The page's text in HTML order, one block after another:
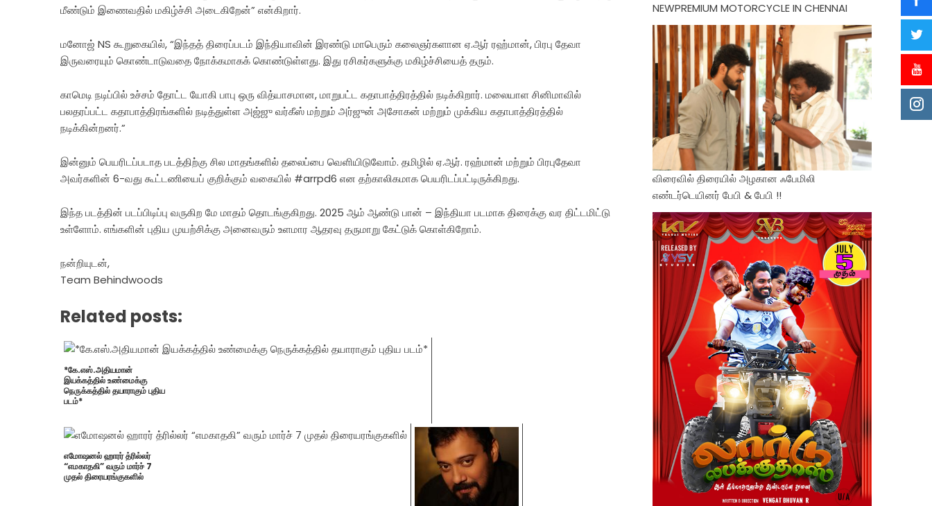
மீண்டும் இணைவதில் மகிழ்ச்சி அடைகிறேன்” என்கிறார்.
மனோஜ் NS கூறுகையில், “இந்தத் திரைப்படம் இந்தியாவின் இரண்டு மாபெரும் கலைஞர்களான ஏ.ஆர் ரஹ்மான், பிரபு தேவா
இருவரையும் கொண்டாடுவதை நோக்கமாகக் கொண்டுள்ளது. இது ரசிகர்களுக்கு மகிழ்ச்சியைத் தரும்.
காமெடி நடிப்பில் உச்சம் தோட்ட யோகி பாபு ஒரு வித்யாசமான, மாறுபட்ட கதாபாத்திரத்தில் நடிக்கிறார். மலையாள சினிமாவில்
பலதரப்பட்ட கதாபாத்திரங்களில் நடித்துள்ள அஜ்ஜு வர்கீஸ் மற்றும் அர்ஜுன் அசோகன் மற்றும் முக்கிய கதாபாத்திரத்தில்
நடிக்கின்றனர்.”
இன்னும் பெயரிடப்படாத படத்திற்கு சில மாதங்களில் தலைப்பை வெளியிடுவோம். தமிழில் ஏ.ஆர். ரஹ்மான் மற்றும் பிரபுதேவா
அவர்களின் 6-வது கூட்டணியைப் குறிக்கும் வகையில் #arrpd6 என தற்காலிகமாக பெயரிடப்பட்டிருக்கிறது.
இந்த படத்தின் படப்பிடிப்பு வருகிற மே மாதம் தொடங்குகிறது. 2025 ஆம் ஆண்டு பான் – இந்தியா படமாக திரைக்கு வர திட்டமிட்டு
உள்ளோம். எங்களின் புதிய முயற்சிக்கு அனைவரும் உளமார ஆதரவு தருமாறு கேட்டுக் கொள்கிறோம்.
நன்றியுடன்,
Team Behindwoods
Related posts:
*கே.எஸ்.அதியமான்
இயக்கத்தில் உண்மைக்கு
நெருக்கத்தில் தயாராகும் புதிய
படம்*
எமோஷனல் ஹாரர் த்ரில்லர்
“எமகாதகி” வரும் மார்ச் 7
முதல் திரையரங்குகளில்
NEWPREMIUM MOTORCYCLE IN CHENNAI
விரைவில் திரையில் அழகான ஃபேமிலி
எண்டர்டெயினர் பேபி & பேபி !!